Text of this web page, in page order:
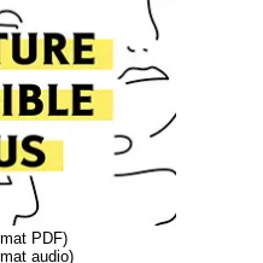
PDF)
audio)